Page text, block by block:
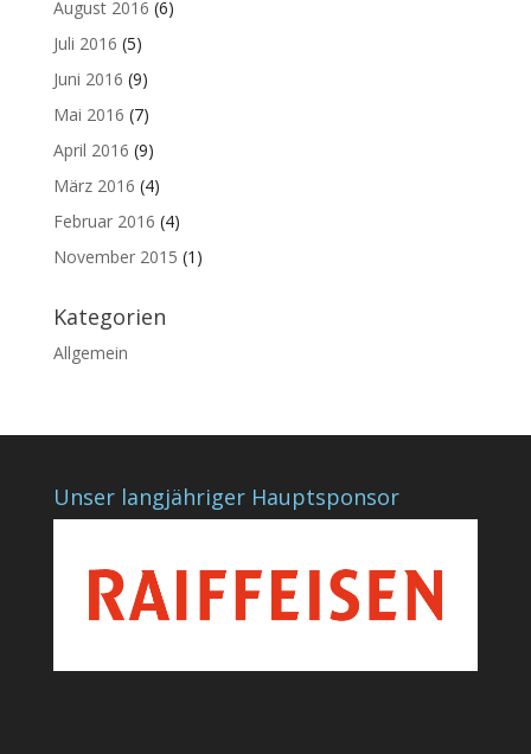
August 2016 (6)
Juli 2016 (5)
Juni 2016 (9)
Mai 2016 (7)
April 2016 (9)
März 2016 (4)
Februar 2016 (4)
November 2015 (1)
Kategorien
Allgemein
Unser langjähriger Hauptsponsor